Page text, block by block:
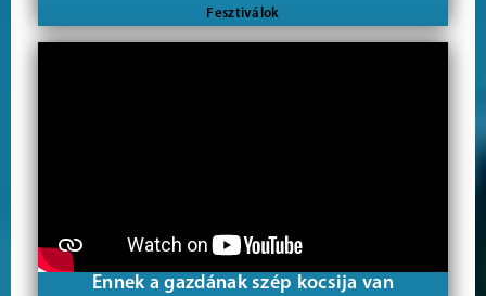
Fesztiválok
Ennek a gazdának szép kocsija van